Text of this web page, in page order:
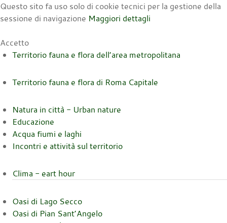
Questo sito fa uso solo di cookie tecnici per la gestione della
sessione di navigazione Maggiori dettagli
Accetto
Territorio fauna e flora dell’area metropolitana
Territorio fauna e flora di Roma Capitale
Natura in città - Urban nature
Educazione
Acqua fiumi e laghi
Incontri e attività sul territorio
Clima - eart hour
Oasi di Lago Secco
Oasi di Pian Sant’Angelo